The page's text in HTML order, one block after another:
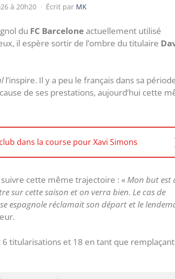
à 20h20 · Écrit par MK
du FC Barceloneactuellement utilisé
il espère sortir de l’ombre du titulaire
l’inspire. Il y a peu le français dans sa
de ses prestations, aujourd’hui cette
dans la course pour Xavi Simons
cette même trajectoire : «Mon but est
sur cette saison et on verra bien. Le cas de
espagnole réclamait son départ et le
titularisations et 18 en tant que